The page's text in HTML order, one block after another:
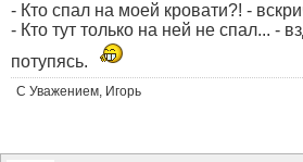
- Кто спал на моей кровати?! -
- Кто тут только на ней не спал... -
потупясь.
С Уважением, Игорь